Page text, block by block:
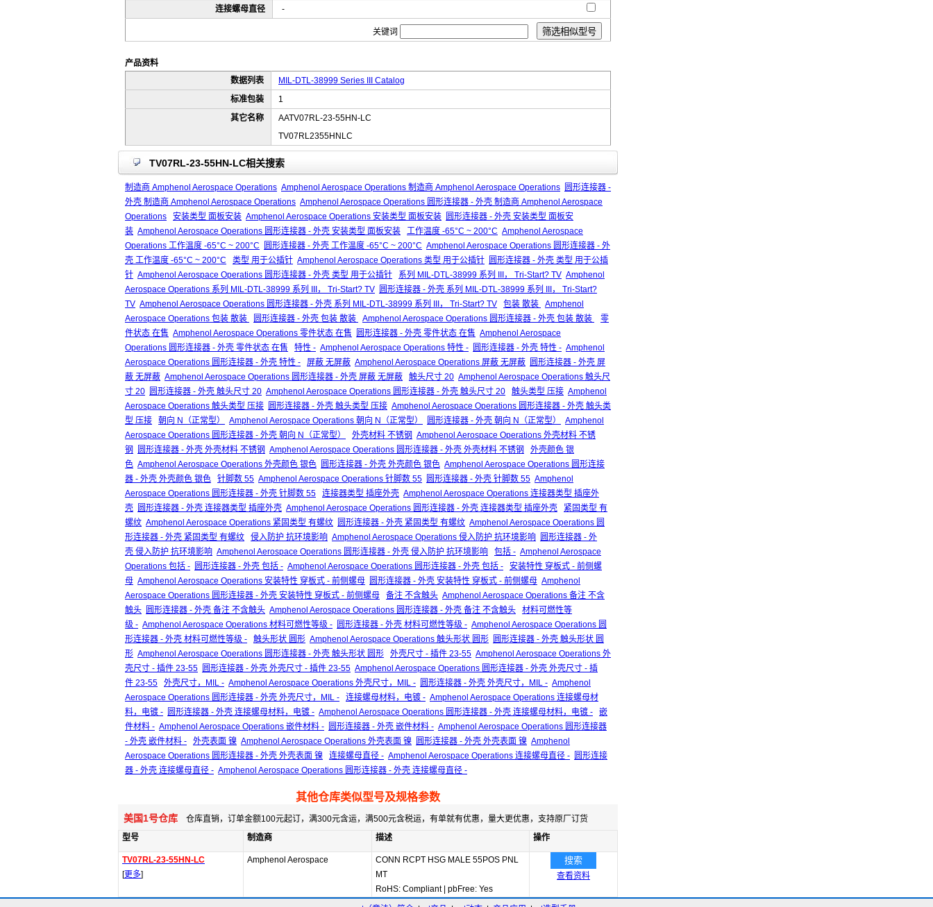
连接螺母直径
-
关键词
产品资料
数据列表
MIL-DTL-38999 Series III Catalog
标准包装
1
其它名称
AATV07RL-23-55HN-LC
TV07RL2355HNLC
TV07RL-23-55HN-LC相关搜索
制造商 Amphenol Aerospace Operations Amphenol Aerospace Operations 制造商 Amphenol Aerospace Operations 圆形连接器 -
外壳 制造商 Amphenol Aerospace Operations Amphenol Aerospace Operations 圆形连接器 - 外壳 制造商 Amphenol Aerospace
Operations
安装类型 面板安装 Amphenol Aerospace Operations 安装类型 面板安装 圆形连接器 - 外壳 安装类型 面板安
装 Amphenol Aerospace Operations 圆形连接器 - 外壳 安装类型 面板安装 工作温度 -65°C ~ 200°C Amphenol Aerospace
Operations 工作温度 -65°C ~ 200°C
圆形连接器 - 外壳 工作温度 -65°C ~ 200°C Amphenol Aerospace Operations 圆形连接器 - 外
壳 工作温度 -65°C ~ 200°C
类型 用于公插针 Amphenol Aerospace Operations 类型 用于公插针 圆形连接器 - 外壳 类型 用于公插
针 Amphenol Aerospace Operations 圆形连接器 - 外壳 类型 用于公插针 系列 MIL-DTL-38999 系列 III， Tri-Start? TV Amphenol
Aerospace Operations 系列 MIL-DTL-38999 系列 III， Tri-Start? TV 圆形连接器 - 外壳 系列 MIL-DTL-38999 系列 III， Tri-Start?
TV Amphenol Aerospace Operations 圆形连接器 - 外壳 系列 MIL-DTL-38999 系列 III， Tri-Start? TV 包装 散装
Amphenol
Aerospace Operations 包装 散装
圆形连接器 - 外壳 包装 散装 Amphenol Aerospace Operations 圆形连接器 - 外壳 包装 散装
零
件状态 在售 Amphenol Aerospace Operations 零件状态 在售 圆形连接器 - 外壳 零件状态 在售 Amphenol Aerospace
Operations 圆形连接器 - 外壳 零件状态 在售
特性 - Amphenol Aerospace Operations 特性 - 圆形连接器 - 外壳 特性 - Amphenol
Aerospace Operations 圆形连接器 - 外壳 特性 -
屏蔽 无屏蔽 Amphenol Aerospace Operations 屏蔽 无屏蔽 圆形连接器 - 外壳 屏
蔽 无屏蔽 Amphenol Aerospace Operations 圆形连接器 - 外壳 屏蔽 无屏蔽 触头尺寸 20 Amphenol Aerospace Operations 触头尺
寸 20 圆形连接器 - 外壳 触头尺寸 20 Amphenol Aerospace Operations 圆形连接器 - 外壳 触头尺寸 20 触头类型 压接 Amphenol
Aerospace Operations 触头类型 压接 圆形连接器 - 外壳 触头类型 压接 Amphenol Aerospace Operations 圆形连接器 - 外壳 触头类
型 压接
朝向 N（正常型） Amphenol Aerospace Operations 朝向 N（正常型） 圆形连接器 - 外壳 朝向 N（正常型）
Amphenol
Aerospace Operations 圆形连接器 - 外壳 朝向 N（正常型）
外壳材料 不锈钢 Amphenol Aerospace Operations 外壳材料 不锈
钢
圆形连接器 - 外壳 外壳材料 不锈钢 Amphenol Aerospace Operations 圆形连接器 - 外壳 外壳材料 不锈钢
外壳颜色 银
色 Amphenol Aerospace Operations 外壳颜色 银色 圆形连接器 - 外壳 外壳颜色 银色 Amphenol Aerospace Operations 圆形连接
器 - 外壳 外壳颜色 银色
针脚数 55 Amphenol Aerospace Operations 针脚数 55 圆形连接器 - 外壳 针脚数 55 Amphenol
Aerospace Operations 圆形连接器 - 外壳 针脚数 55
连接器类型 插座外壳 Amphenol Aerospace Operations 连接器类型 插座外
壳 圆形连接器 - 外壳 连接器类型 插座外壳 Amphenol Aerospace Operations 圆形连接器 - 外壳 连接器类型 插座外壳
紧固类型 有
螺纹 Amphenol Aerospace Operations 紧固类型 有螺纹 圆形连接器 - 外壳 紧固类型 有螺纹 Amphenol Aerospace Operations 圆
形连接器 - 外壳 紧固类型 有螺纹
侵入防护 抗环境影响 Amphenol Aerospace Operations 侵入防护 抗环境影响
圆形连接器 - 外
壳 侵入防护 抗环境影响 Amphenol Aerospace Operations 圆形连接器 - 外壳 侵入防护 抗环境影响 包括 - Amphenol Aerospace
Operations 包括 - 圆形连接器 - 外壳 包括 - Amphenol Aerospace Operations 圆形连接器 - 外壳 包括 -
安装特性 穿板式 - 前侧螺
母 Amphenol Aerospace Operations 安装特性 穿板式 - 前侧螺母 圆形连接器 - 外壳 安装特性 穿板式 - 前侧螺母 Amphenol
Aerospace Operations 圆形连接器 - 外壳 安装特性 穿板式 - 前侧螺母
备注 不含触头 Amphenol Aerospace Operations 备注 不含
触头 圆形连接器 - 外壳 备注 不含触头 Amphenol Aerospace Operations 圆形连接器 - 外壳 备注 不含触头
材料可燃性等
级 - Amphenol Aerospace Operations 材料可燃性等级 - 圆形连接器 - 外壳 材料可燃性等级 - Amphenol Aerospace Operations 圆
形连接器 - 外壳 材料可燃性等级 -
触头形状 圆形 Amphenol Aerospace Operations 触头形状 圆形 圆形连接器 - 外壳 触头形状 圆
形 Amphenol Aerospace Operations 圆形连接器 - 外壳 触头形状 圆形 外壳尺寸 - 插件 23-55 Amphenol Aerospace Operations 外
壳尺寸 - 插件 23-55 圆形连接器 - 外壳 外壳尺寸 - 插件 23-55 Amphenol Aerospace Operations 圆形连接器 - 外壳 外壳尺寸 - 插
件 23-55
外壳尺寸，MIL - Amphenol Aerospace Operations 外壳尺寸，MIL - 圆形连接器 - 外壳 外壳尺寸，MIL - Amphenol
Aerospace Operations 圆形连接器 - 外壳 外壳尺寸，MIL -
连接螺母材料，电镀 - Amphenol Aerospace Operations 连接螺母材
料，电镀 - 圆形连接器 - 外壳 连接螺母材料，电镀 - Amphenol Aerospace Operations 圆形连接器 - 外壳 连接螺母材料，电镀 -
嵌
件材料 - Amphenol Aerospace Operations 嵌件材料 - 圆形连接器 - 外壳 嵌件材料 - Amphenol Aerospace Operations 圆形连接器
- 外壳 嵌件材料 -
外壳表面 镍 Amphenol Aerospace Operations 外壳表面 镍 圆形连接器 - 外壳 外壳表面 镍 Amphenol
Aerospace Operations 圆形连接器 - 外壳 外壳表面 镍
连接螺母直径 - Amphenol Aerospace Operations 连接螺母直径 - 圆形连接
器 - 外壳 连接螺母直径 - Amphenol Aerospace Operations 圆形连接器 - 外壳 连接螺母直径 -
其他仓库类似型号及规格参数
美国1号仓库 仓库直销，订单金额100元起订，满300元含运，满500元含税运，有单就有优惠，量大更优惠，支持原厂订货
型号
制造商 描述 操作
TV07RL-23-55HN-LC
[更多]
Amphenol Aerospace
CONN RCPT HSG MALE 55POS PNL
MT
RoHS: Compliant pbFree: Yes
搜索
查看资料